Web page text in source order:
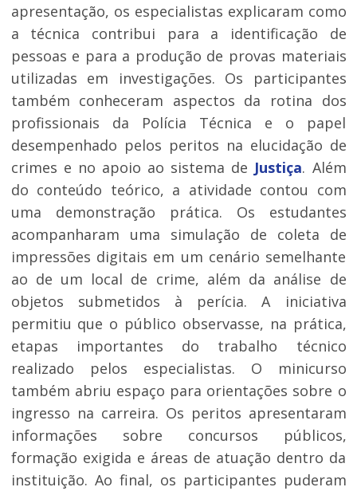
apresentação, os especialistas explicaram como
a técnica contribui para a identificação de
pessoas e para a produção de provas materiais
utilizadas em investigações. Os participantes
também conheceram aspectos da rotina dos
profissionais da Polícia Técnica e o papel
desempenhado pelos peritos na elucidação de
crimes e no apoio ao sistema de Justiça. Além
do conteúdo teórico, a atividade contou com
uma demonstração prática. Os estudantes
acompanharam uma simulação de coleta de
impressões digitais em um cenário semelhante
ao de um local de crime, além da análise de
objetos submetidos à perícia. A iniciativa
permitiu que o público observasse, na prática,
etapas importantes do trabalho técnico
realizado pelos especialistas. O minicurso
também abriu espaço para orientações sobre o
ingresso na carreira. Os peritos apresentaram
informações sobre concursos públicos,
formação exigida e áreas de atuação dentro da
instituição. Ao final, os participantes puderam